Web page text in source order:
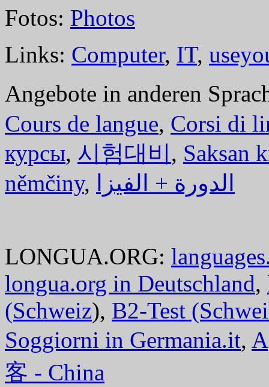
Fotos: Photos
Links: Computer, IT,
Angebote in anderen
Cours de langue, Corsi di
курсы, 시험대비, Saksan
němčiny, الدورة + الفيزا
LONGUA.ORG:
longua.org in Deutschland,
(Schweiz), B2-Test
Soggiorni in Germania.it,
客 - China